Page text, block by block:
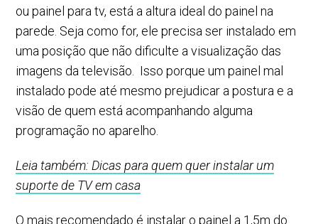
ou painel para tv, está a altura ideal do painel na
parede. Seja como for, ele precisa ser instalado em
uma posição que não dificulte a visualização das
imagens da televisão. Isso porque um painel mal
instalado pode até mesmo prejudicar a postura e a
visão de quem está acompanhando alguma
programação no aparelho.
Leia também: Dicas para quem quer instalar um
suporte de TV em casa
O mais recomendado é instalar o painel a 1,5m do